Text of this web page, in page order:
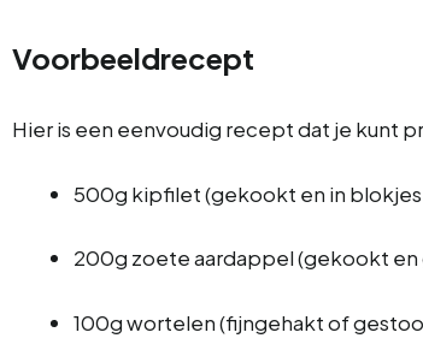
Voorbeeldrecept
Hier is een eenvoudig recept dat je kunt
500g kipfilet (gekookt en in
200g zoete aardappel (gekookt
100g wortelen (fijngehakt of